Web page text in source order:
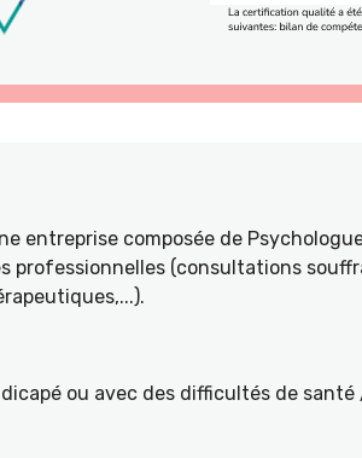
entreprise composée de
professionnelles (consultations
ou avec des difficultés de